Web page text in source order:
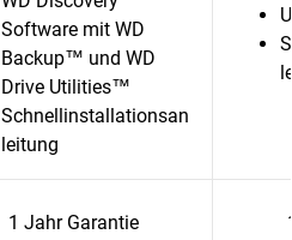
Software mit WD
Backup™ und WD
Drive Utilities™
Schnellinstallationsan
leitung
1 Jahr Garantie